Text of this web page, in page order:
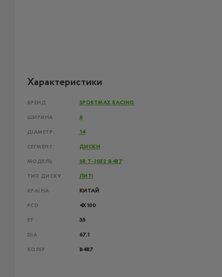
Характеристики
БРЕНД SPORTMAX RACING
ШИРИНА 6
ДІАМЕТР 14
СЕГМЕНТ ДИСКИ
МОДЕЛЬ SR T-1052 B4R7
ТИП ДИСКУ ЛИТІ
КРАЇНА КИТАЙ
PCD 4X100
ET 35
DIA 67.1
КОЛІР B4R7